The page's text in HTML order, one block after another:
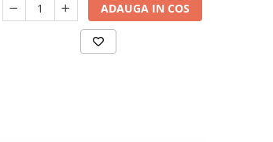
ADAUGA IN COS